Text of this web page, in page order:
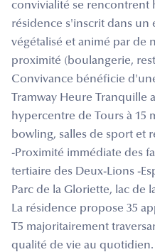
convivialité se rencontrent
résidence s'inscrit dans un
végétalisé et animé par de
proximité (boulangerie,
Convivance bénéficie
Tramway Heure Tranquille
hypercentre de Tours à 15
bowling, salles de sport et
-Proximité immédiate des
tertiaire des Deux-Lions -
Parc de la Gloriette, lac de
La résidence propose 35
T5 majoritairement
qualité de vie au